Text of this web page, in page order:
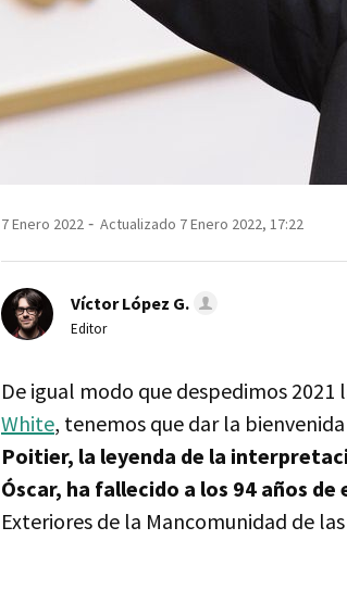
7 Enero 2022 Actualizado 7 Enero 2022, 17:22
Víctor López G.
Editor
De igual modo que despedimos
White, tenemos que dar la
Poitier, la leyenda de la
Óscar, ha fallecido a los 94 años de
Exteriores de la Mancomunidad de